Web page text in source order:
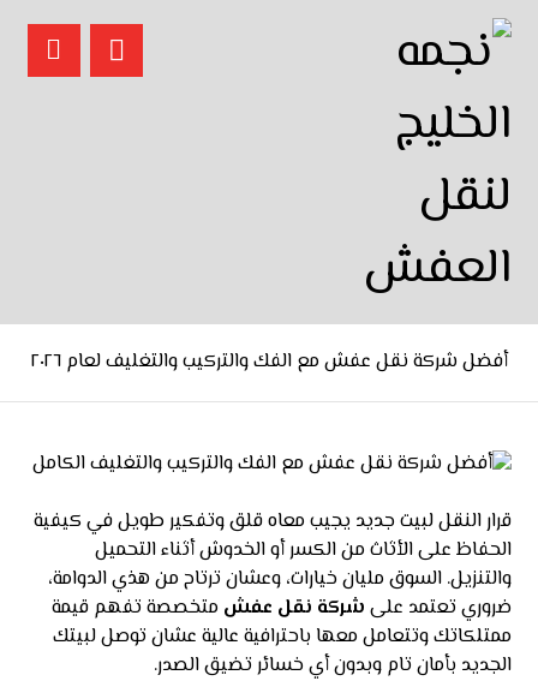
أفضل شركة نقل عفش مع الفك والتركيب والتغليف لعام ٢٠٢٦
قرار النقل لبيت جديد يجيب معاه قلق وتفكير طويل في كيفية
الحفاظ على الأثاث من الكسر أو الخدوش أثناء التحميل
والتنزيل. السوق مليان خيارات، وعشان ترتاح من هذي الدوامة،
ضروري تعتمد على شركة نقل عفش متخصصة تفهم قيمة
ممتلكاتك وتتعامل معها باحترافية عالية عشان توصل لبيتك
الجديد بأمان تام وبدون أي خسائر تضيق الصدر.